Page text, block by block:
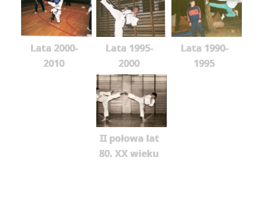
Lata 2000-
2010
Lata 1995-
2000
Lata 1990-
1995
II połowa lat
80. XX wieku